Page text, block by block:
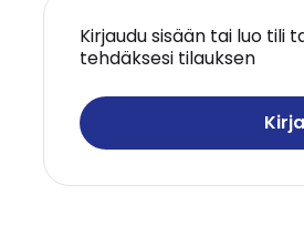
Kirjaudu sisään tai luo tili
tehdäksesi tilauksen